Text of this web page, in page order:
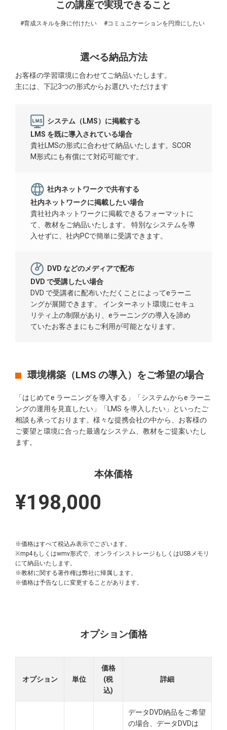
この講座で実現できること
#育成スキルを身に付けたい #コミュニケーションを円滑にしたい
選べる納品方法
お客様の学習環境に合わせてご納品いたします。
主には、下記3つの形式からお選びいただけます
システム（LMS）に掲載する
LMS を既に導入されている場合
貴社LMSの形式に合わせて納品いたします。SCOR
M形式にも有償にて対応可能です。
社内ネットワークで共有する
社内ネットワークに掲載したい場合
貴社社内ネットワークに掲載できるフォーマットに
て、教材をご納品いたします。 特別なシステムを導
入せずに、社内PCで簡単に受講できます。
DVD などのメディアで配布
DVD で受講したい場合
DVD で受講者に配布いただくことによってeラーニ
ングが展開できます。 インターネット環境にセキュ
リティ上の制限があり、eラーニングの導入を諦め
ていたお客さまにもご利用が可能となります。
環境構築（LMS の導入）をご希望の場合
「はじめてe ラーニングを導入する」「システムからe ラーニ
ングの運用を見直したい」「LMS を導入したい」といったご
相談も承っております。様々な提携会社の中から、お客様の
ご要望と環境に合った最適なシステム、教材をご提案いたし
ます。
本体価格
¥198,000
※価格はすべて税込み表示でございます。
※mp4もしくはwmv形式で、オンラインストレージもしくはUSBメモリ
にて納品いたします。
※教材に関する著作権は弊社に帰属します。
※価格は予告なしに変更することがあります。
オプション価格
オプション 単位
価格
(税
込)
詳細
データDVD納品をご希望
の場合、データDVDは